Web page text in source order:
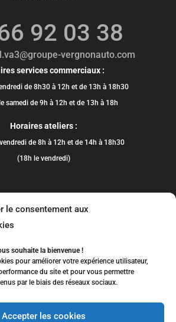
le consentement aux
souhaite la bienvenue !
pour améliorer votre expérience utilisateur,
du site et pour vous permettre
par le biais des réseaux sociaux.
Accepter les cookies
92 03 38
vergnonauto.com
services commerciaux :
de 8h30 à 12h et de 13h à 18h30
samedi de 9h à 12h et de 13h à 18h
Horaires ateliers :
de 8h à 12h et de 14h à 18h30
(18h le vendredi)